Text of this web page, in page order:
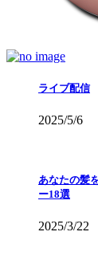
ライブ配信
2025/5/6
あなたの髪
ー18選
2025/3/22